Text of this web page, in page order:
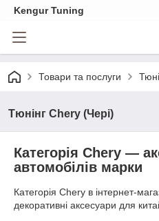
Kengur Tuning
Товари та послуги
Тюнінг Chery (Чері)
Категорія Chery —
автомобілів марки
Категорія Chery в інтернет-
декоративні аксесуари для